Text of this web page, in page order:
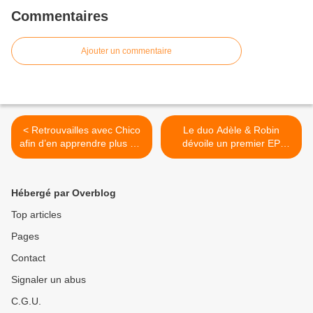
Commentaires
Ajouter un commentaire
< Retrouvailles avec Chico
afin d’en apprendre plus sur
l’album « Unidos » !
Le duo Adèle & Robin
dévoile un premier EP
remarquable baptisé « YAM
Hébergé par Overblog
Top articles
Pages
Contact
Signaler un abus
C.G.U.